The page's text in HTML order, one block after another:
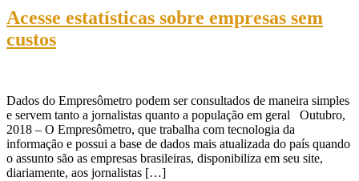
Acesse estatísticas sobre empresas sem
custos
Dados do Empresômetro podem ser consultados de maneira simples
e servem tanto a jornalistas quanto a população em geral Outubro,
2018 – O Empresômetro, que trabalha com tecnologia da
informação e possui a base de dados mais atualizada do país quando
o assunto são as empresas brasileiras, disponibiliza em seu site,
diariamente, aos jornalistas […]